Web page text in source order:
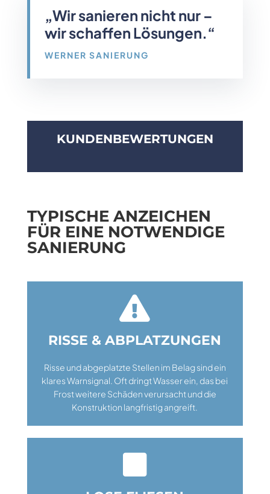
„Wir sanieren nicht nur –
wir schaffen Lösungen.“
WERNER SANIERUNG
KUNDENBEWERTUNGEN
TYPISCHE ANZEICHEN
FÜR EINE NOTWENDIGE
SANIERUNG

RISSE & ABPLATZUNGEN
Risse und abgeplatzte Stellen im Belag sind ein
klares Warnsignal. Oft dringt Wasser ein, das bei
Frost weitere Schäden verursacht und die
Konstruktion langfristig angreift.